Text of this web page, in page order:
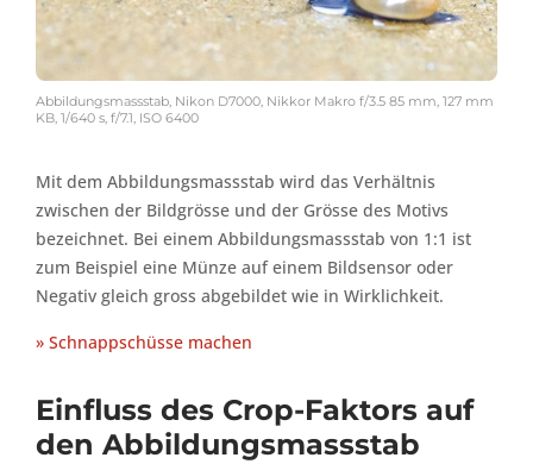
Abbildungsmassstab, Nikon D7000, Nikkor Makro f/3.5 85 mm, 127 mm
KB, 1/640 s, f/7.1, ISO 6400
Mit dem Abbildungsmassstab wird das Verhältnis
zwischen der Bildgrösse und der Grösse des Motivs
bezeichnet. Bei einem Abbildungsmassstab von 1:1 ist
zum Beispiel eine Münze auf einem Bildsensor oder
Negativ gleich gross abgebildet wie in Wirklichkeit.
» Schnappschüsse machen
Einfluss des Crop-Faktors auf
den Abbildungsmassstab